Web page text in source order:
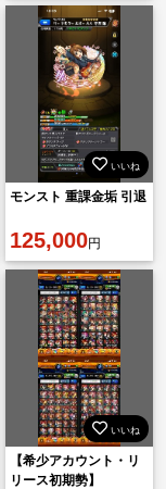
いいね
モンスト 重課金垢 引退
125,000円
いいね
【希少アカウント・リ
リース初期勢】